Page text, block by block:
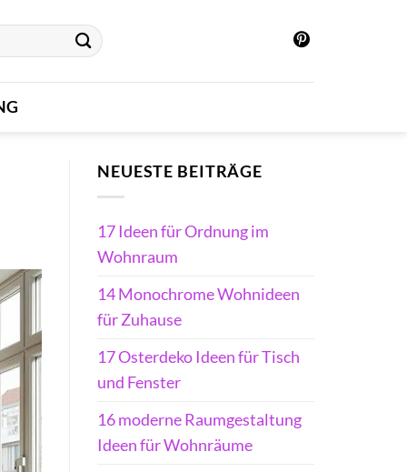
NEUESTE BEITRÄGE
17 Ideen für Ordnung im
Wohnraum
14 Monochrome Wohnideen
für Zuhause
17 Osterdeko Ideen für Tisch
und Fenster
16 moderne Raumgestaltung
Ideen für Wohnräume